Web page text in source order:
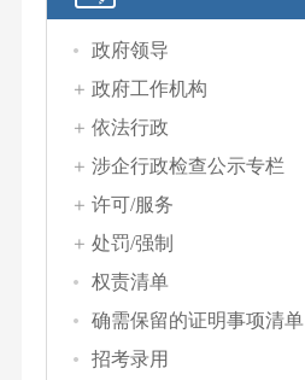
政府领导
政府工作机构
依法行政
涉企行政检查公示专栏
许可/服务
处罚/强制
权责清单
确需保留的证明事项清单
招考录用